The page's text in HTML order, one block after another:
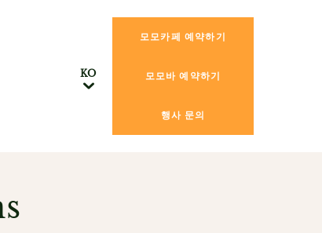
모모카페 예약하기
모모바 예약하기
행사 문의